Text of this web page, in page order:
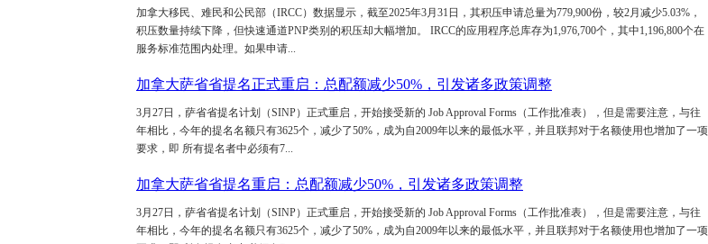
加拿大移民、难民和公民部（IRCC）数据显示，截至2025年3月31日，其积压申请总量为779,900份，较2月减少5.03%，
积压数量持续下降，但快速通道PNP类别的积压却大幅增加。 IRCC的应用程序总库存为1,976,700个，其中1,196,800个在
服务标准范围内处理。如果申请...
加拿大萨省省提名正式重启：总配额减少50%，引发诸多政策调整
3月27日，萨省省提名计划（SINP）正式重启，开始接受新的 Job Approval Forms（工作批准表），但是需要注意，与往
年相比，今年的提名名额只有3625个，减少了50%，成为自2009年以来的最低水平，并且联邦对于名额使用也增加了一项
要求，即 所有提名者中必须有7...
加拿大萨省省提名重启：总配额减少50%，引发诸多政策调整
3月27日，萨省省提名计划（SINP）正式重启，开始接受新的 Job Approval Forms（工作批准表），但是需要注意，与往
年相比，今年的提名名额只有3625个，减少了50%，成为自2009年以来的最低水平，并且联邦对于名额使用也增加了一项